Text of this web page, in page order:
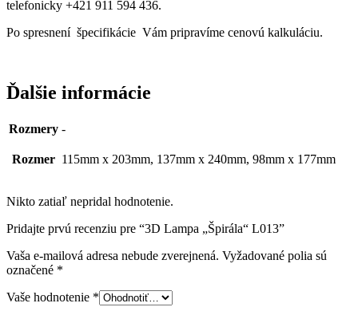
telefonicky +421 911 594 436.
Po spresnení špecifikácie Vám pripravíme cenovú kalkuláciu.
Ďalšie informácie
Rozmery -
Rozmer 115mm x 203mm, 137mm x 240mm, 98mm x 177mm
Nikto zatiaľ nepridal hodnotenie.
Pridajte prvú recenziu pre “3D Lampa „Špirála“ L013”
Vaša e-mailová adresa nebude zverejnená. Vyžadované polia sú
označené *
Vaše hodnotenie *